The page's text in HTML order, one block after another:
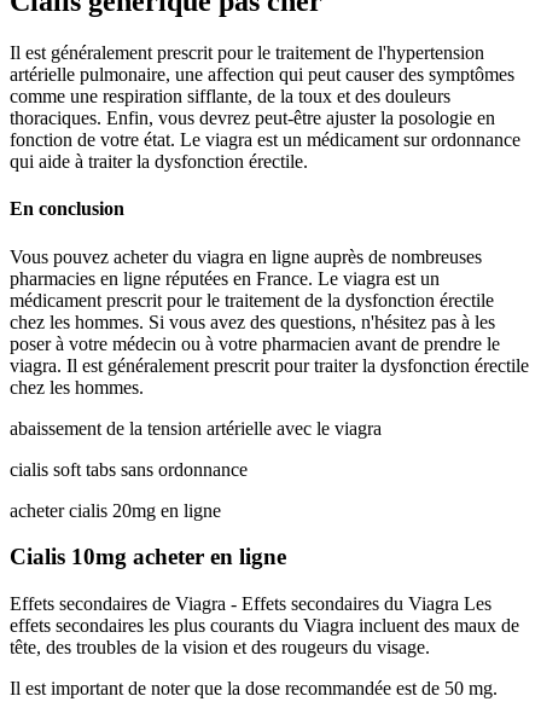
Il est généralement prescrit pour le traitement de l'hypertension
artérielle pulmonaire, une affection qui peut causer des symptômes
comme une respiration sifflante, de la toux et des douleurs
thoraciques. Enfin, vous devrez peut-être ajuster la posologie en
fonction de votre état. Le viagra est un médicament sur ordonnance
qui aide à traiter la dysfonction érectile.
En conclusion
Vous pouvez acheter du viagra en ligne auprès de nombreuses
pharmacies en ligne réputées en France. Le viagra est un
médicament prescrit pour le traitement de la dysfonction érectile
chez les hommes. Si vous avez des questions, n'hésitez pas à les
poser à votre médecin ou à votre pharmacien avant de prendre le
viagra. Il est généralement prescrit pour traiter la dysfonction érectile
chez les hommes.
abaissement de la tension artérielle avec le viagra
cialis soft tabs sans ordonnance
acheter cialis 20mg en ligne
Cialis 10mg acheter en ligne
Effets secondaires de Viagra - Effets secondaires du Viagra Les
effets secondaires les plus courants du Viagra incluent des maux de
tête, des troubles de la vision et des rougeurs du visage.
Il est important de noter que la dose recommandée est de 50 mg.